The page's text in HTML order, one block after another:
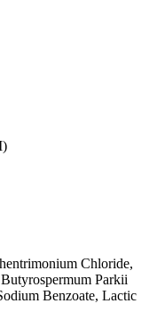
Chloride,
Parkii
Benzoate, Lactic